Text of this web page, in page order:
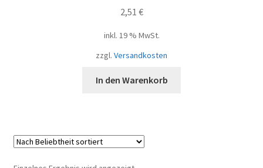
2,51 €
inkl. 19 % MwSt.
zzgl. Versandkosten
In den Warenkorb